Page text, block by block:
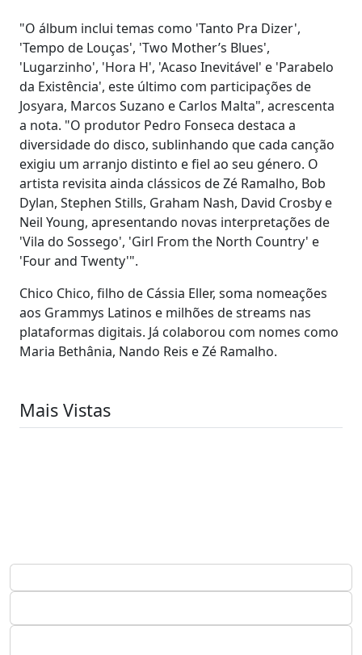
"O álbum inclui temas como 'Tanto Pra Dizer',
'Tempo de Louças', 'Two Mother’s Blues',
'Lugarzinho', 'Hora H', 'Acaso Inevitável' e 'Parabelo
da Existência', este último com participações de
Josyara, Marcos Suzano e Carlos Malta", acrescenta
a nota. "O produtor Pedro Fonseca destaca a
diversidade do disco, sublinhando que cada canção
exigiu um arranjo distinto e fiel ao seu género. O
artista revisita ainda clássicos de Zé Ramalho, Bob
Dylan, Stephen Stills, Graham Nash, David Crosby e
Neil Young, apresentando novas interpretações de
'Vila do Sossego', 'Girl From the North Country' e
'Four and Twenty'".
Chico Chico, filho de Cássia Eller, soma nomeações
aos Grammys Latinos e milhões de streams nas
plataformas digitais. Já colaborou com nomes como
Maria Bethânia, Nando Reis e Zé Ramalho.
Mais Vistas